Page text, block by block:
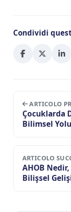
Condividi
ARTICOLO
Çocuklarda
Bilimsel Yolu
ARTICOLO
AHOB
Bilişsel